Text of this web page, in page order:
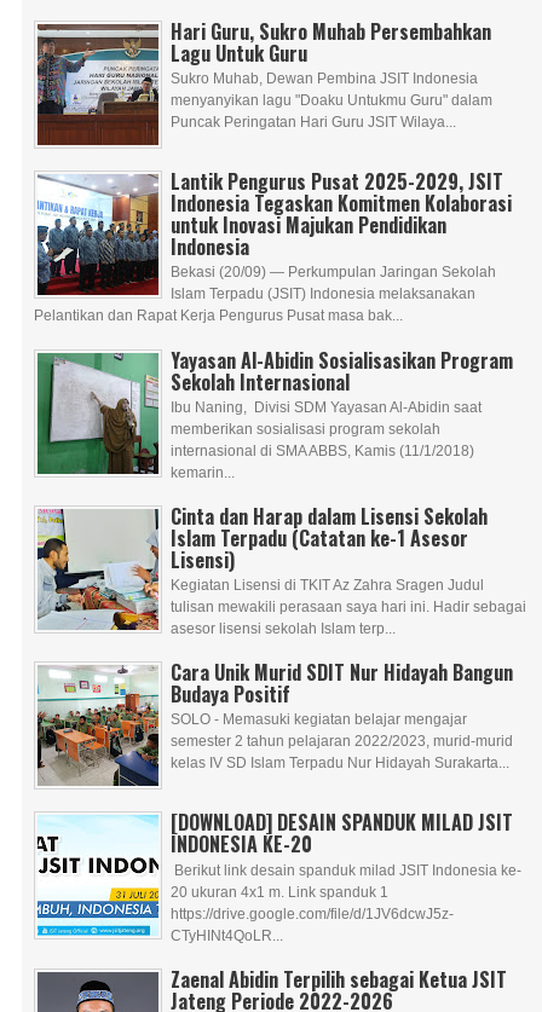
Hari Guru, Sukro Muhab Persembahkan
Lagu Untuk Guru
Sukro Muhab, Dewan Pembina JSIT Indonesia
menyanyikan lagu "Doaku Untukmu Guru" dalam
Puncak Peringatan Hari Guru JSIT Wilaya...
Lantik Pengurus Pusat 2025-2029, JSIT
Indonesia Tegaskan Komitmen Kolaborasi
untuk Inovasi Majukan Pendidikan
Indonesia
Bekasi (20/09) — Perkumpulan Jaringan Sekolah
Islam Terpadu (JSIT) Indonesia melaksanakan
Pelantikan dan Rapat Kerja Pengurus Pusat masa bak...
Yayasan Al-Abidin Sosialisasikan Program
Sekolah Internasional
Ibu Naning, Divisi SDM Yayasan Al-Abidin saat
memberikan sosialisasi program sekolah
internasional di SMA ABBS, Kamis (11/1/2018)
kemarin...
Cinta dan Harap dalam Lisensi Sekolah
Islam Terpadu (Catatan ke-1 Asesor
Lisensi)
Kegiatan Lisensi di TKIT Az Zahra Sragen Judul
tulisan mewakili perasaan saya hari ini. Hadir sebagai
asesor lisensi sekolah Islam terp...
Cara Unik Murid SDIT Nur Hidayah Bangun
Budaya Positif
SOLO - Memasuki kegiatan belajar mengajar
semester 2 tahun pelajaran 2022/2023, murid-murid
kelas IV SD Islam Terpadu Nur Hidayah Surakarta...
[DOWNLOAD] DESAIN SPANDUK MILAD JSIT
INDONESIA KE-20
Berikut link desain spanduk milad JSIT Indonesia ke-
20 ukuran 4x1 m. Link spanduk 1
https://drive.google.com/file/d/1JV6dcwJ5z-
CTyHINt4QoLR...
Zaenal Abidin Terpilih sebagai Ketua JSIT
Jateng Periode 2022-2026